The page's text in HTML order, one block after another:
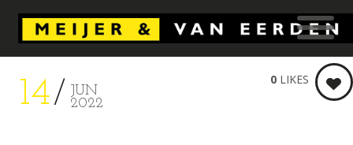
14
JUN
2022
0 LIKES